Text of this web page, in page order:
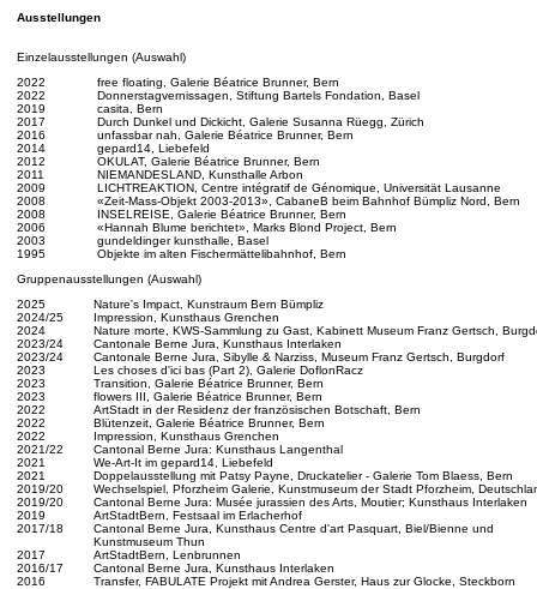
Ausstellungen
Einzelausstellungen (Auswahl)
2022
free floating, Galerie Béatrice Brunner, Bern
2022
Donnerstagvernissagen, Stiftung Bartels Fondation, Basel
2019
casita, Bern
2017
Durch Dunkel und Dickicht, Galerie Susanna Rüegg, Zürich
2016
unfassbar nah, Galerie Béatrice Brunner, Bern
2014
gepard14, Liebefeld
2012
OKULAT, Galerie Béatrice Brunner, Bern
2011
NIEMANDESLAND, Kunsthalle Arbon
2009
LICHTREAKTION, Centre intégratif de Génomique, Universität Lausanne
2008
«Zeit-Mass-Objekt 2003-2013», CabaneB beim Bahnhof Bümpliz Nord, Bern
2008
INSELREISE, Galerie Béatrice Brunner, Bern
2006
«Hannah Blume berichtet», Marks Blond Project, Bern
2003
gundeldinger kunsthalle, Basel
1995
Objekte im alten Fischermättelibahnhof, Bern
Gruppenausstellungen (Auswahl)
2025
Nature's Impact, Kunstraum Bern Bümpliz
2024/25
Impression, Kunsthaus Grenchen
2024
Nature morte, KWS-Sammlung zu Gast, Kabinett Museum Franz Gertsch,
2023/24
Cantonale Berne Jura, Kunsthaus Interlaken
2023/24
Cantonale Berne Jura, Sibylle & Narziss, Museum Franz Gertsch, Burgdorf
2023
Les choses d'ici bas (Part 2) Galerie DoflonRacz
2023
Transition, Galerie Béatrice Brunner, Bern
2023
flowers III, Galerie Béatrice Brunner, Bern
2022
ArtStadt in der Residenz der französischen Botschaft, Bern
2022
Blütenzeit, Galerie Béatrice Brunner, Bern
2022
Impression, Kunsthaus Grenchen
2021/22
Cantonal Berne Jura: Kunsthaus Langenthal
2021
We-Art-It im gepard14, Liebefeld
2021
Doppelausstellung mit Patsy Payne, Druckatelier - Galerie Tom Blaess, Bern
2019/20
Wechselspiel, Pforzheim Galerie, Kunstmuseum der Stadt Pforzheim,
2019/20
Cantonal Berne Jura: Musée jurassien des Arts, Moutier; Kunsthaus Interlaken
2019
ArtStadtBern, Festsaal im Erlacherhof
2017/18
Cantonal Berne Jura, Kunsthaus Centre d'art Pasquart, Biel/Bienne und
Kunstmuseum Thun
2017
ArtStadtBern, Lenbrunnen
2016/17
Cantonal Berne Jura, Kunsthaus Interlaken
2016
Transfer, FABULATE Projekt mit Andrea Gerster, Haus zur Glocke, Steckborn